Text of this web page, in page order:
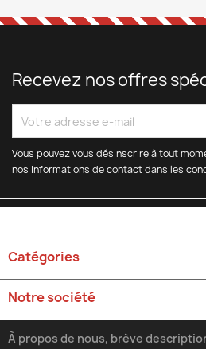
Recevez nos offres
Vous pouvez vous désinscrire à tout
nos informations de contact dans les
Catégories
Notre société
À propos de nous, brève